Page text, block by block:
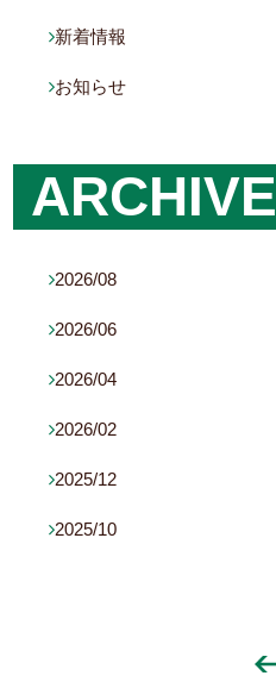
新着情報
お知らせ
ARCHIVE
2026/08
2026/06
2026/04
2026/02
2025/12
2025/10